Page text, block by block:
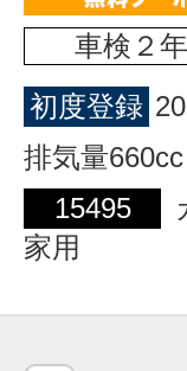
車検２
初度登録
排気量
15495
家用